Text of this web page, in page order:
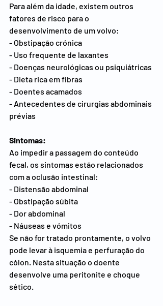
Para além da idade, existem outros
fatores de risco para o
desenvolvimento de um volvo:
- Obstipação crónica
- Uso frequente de laxantes
- Doenças neurológicas ou psiquiátricas
- Dieta rica em fibras
- Doentes acamados
- Antecedentes de cirurgias abdominais
prévias
Sintomas:
Ao impedir a passagem do conteúdo
fecal, os sintomas estão relacionados
com a oclusão intestinal:
- Distensão abdominal
- Obstipação súbita
- Dor abdominal
- Náuseas e vómitos
Se não for tratado prontamente, o volvo
pode levar à isquemia e perfuração do
cólon. Nesta situação o doente
desenvolve uma peritonite e choque
sético.